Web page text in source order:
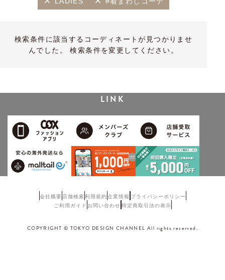
検索条件に該当するコーディネートが見つかりませ
んでした。 検索条件を変更してください。
LINK
会社概要 店舗検索利用規約企業情報 プライバシーポリシー
ご利用ガイド お問い合わせ 特定商取引法の表示
COPYRIGHT © TOKYO DESIGN CHANNEL All rights reserved.